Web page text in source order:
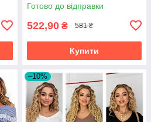
Готово до відправки
522,90 ₴ 581 ₴
Купити
–10%